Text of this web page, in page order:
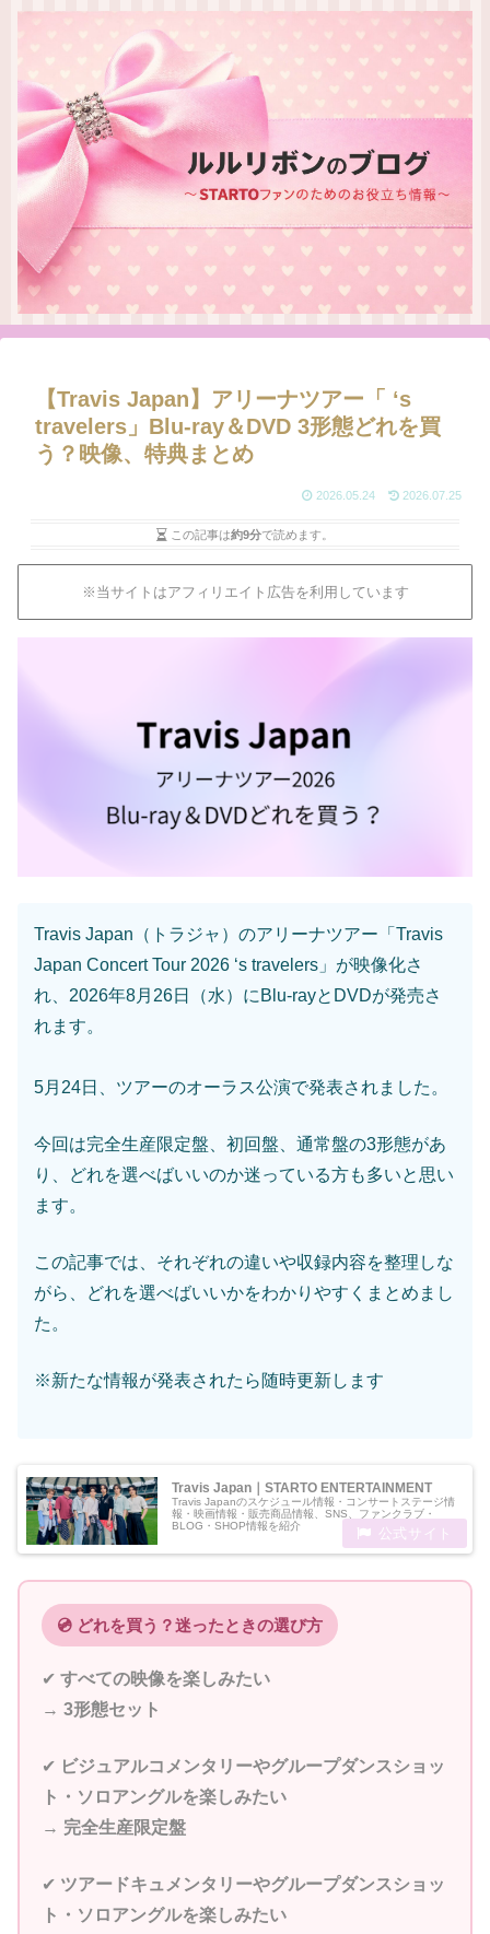
【Travis Japan】アリーナツアー「 ‘s
travelers」Blu-ray＆DVD 3形態どれを買
う？映像、特典まとめ
2026.05.24 2026.07.25
この記事は約9分で読めます。
※当サイトはアフィリエイト広告を利用しています
Travis Japan（トラジャ）のアリーナツアー「Travis
Japan Concert Tour 2026 ‘s travelers」が映像化さ
れ、2026年8月26日（水）にBlu-rayとDVDが発売さ
れます。
5月24日、ツアーのオーラス公演で発表されました。
今回は完全生産限定盤、初回盤、通常盤の3形態があ
り、どれを選べばいいのか迷っている方も多いと思い
ます。
この記事では、それぞれの違いや収録内容を整理しな
がら、どれを選べばいいかをわかりやすくまとめまし
た。
※新たな情報が発表されたら随時更新します
Travis Japan｜STARTO ENTERTAINMENT
Travis Japanのスケジュール情報・コンサートステージ情
報・映画情報・販売商品情報、SNS、ファンクラブ・
BLOG・SHOP情報を紹介
💿 どれを買う？迷ったときの選び方
✔︎ すべての映像を楽しみたい
→ 3形態セット
✔︎ ビジュアルコメンタリーやグループダンスショッ
ト・ソロアングルを楽しみたい
→ 完全生産限定盤
✔︎ ツアードキュメンタリーやグループダンスショッ
ト・ソロアングルを楽しみたい